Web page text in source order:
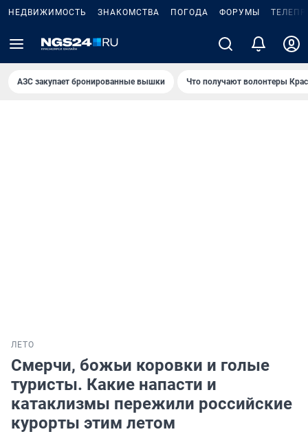
НЕДВИЖИМОСТЬ ЗНАКОМСТВА ПОГОДА ФОРУМЫ
AЗС закупает бронированные вышки Что получают волонтеры
ЛЕТО
Смерчи, божьи коровки и голые
туристы. Какие напасти и
катаклизмы пережили российские
курорты этим летом